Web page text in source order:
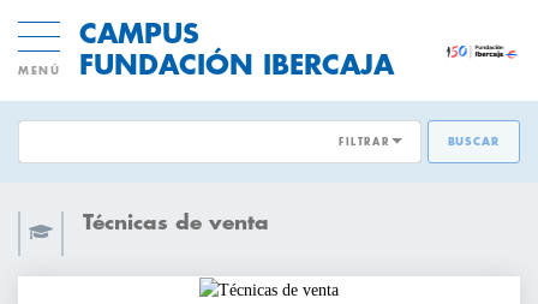
MENÚ
CAMPUS
FUNDACIÓN IBERCAJA
ACTIVIDADES GRATUITAS
CICLOS Y PROGRAMAS
FILTRAR
DESARROLLO DE PERSONAS
INNOVACION Y MODELOS DE
BUSCAR
Técnicas de venta